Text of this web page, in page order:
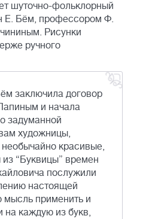
шуточно-фольклорный
Е. Бём, профессором Ф.
Рисунки
ручного
заключила договор
и начала
задуманной
художницы,
красивые,
“Буквицы” времен
послужили
настоящей
мысль применить и
на каждую из букв,